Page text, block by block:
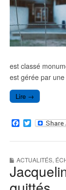
est classé
est gérée par
Lire →
F
a
c
o
o
k
T
w
i
e
r
ACTUALITÉS,